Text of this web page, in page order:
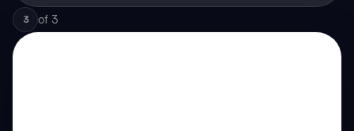
3 of 3